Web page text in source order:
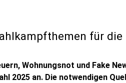
für die
Wohnungsnot und Fake
2025 an. Die notwendigen